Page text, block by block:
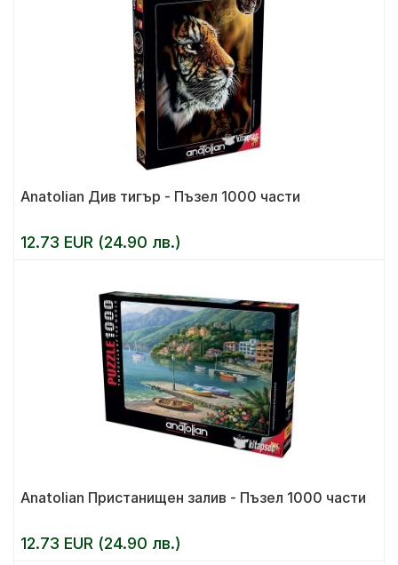
Anatolian Див тигър - Пъзел 1000 части
12.73 EUR (24.90 лв.)
Anatolian Пристанищен залив - Пъзел 1000 части
12.73 EUR (24.90 лв.)